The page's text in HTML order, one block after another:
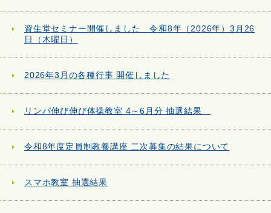
資生堂セミナー開催しました 令和8年（2026年）3月26
日（木曜日）
2026年3月の各種行事 開催しました
リンパ伸び伸び体操教室 4～6月分 抽選結果
令和8年度定員制教養講座 二次募集の結果について
スマホ教室 抽選結果